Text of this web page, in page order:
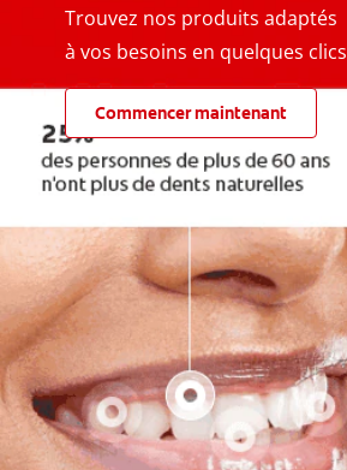
Trouvez nos produits adaptés
à vos besoins en quelques clics
Commencer maintenant